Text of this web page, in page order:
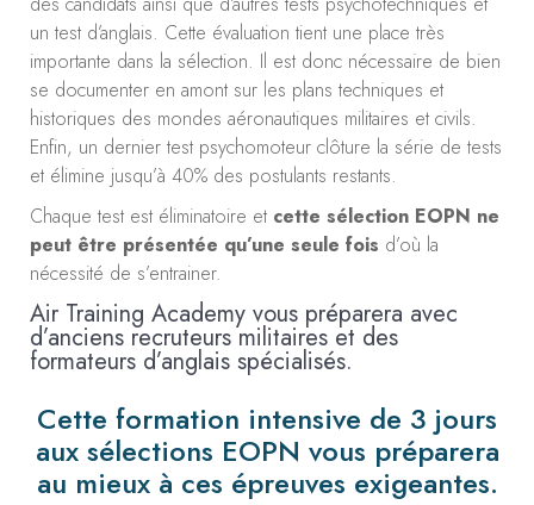
un test d’anglais. Cette évaluation tient une place très
importante dans la sélection. Il est donc nécessaire de bien
se documenter en amont sur les plans techniques et
historiques des mondes aéronautiques militaires et civils.
Enfin, un dernier test psychomoteur clôture la série de tests
et élimine jusqu’à 40% des postulants restants.
Chaque test est éliminatoire et cette sélection EOPN ne
peut être présentée qu’une seule fois d’où la
nécessité de s’entrainer.
Air Training Academy vous préparera avec
d’anciens recruteurs militaires et des
formateurs d’anglais spécialisés.
Cette formation intensive de 3 jours
aux sélections EOPN vous préparera
au mieux à ces épreuves exigeantes.